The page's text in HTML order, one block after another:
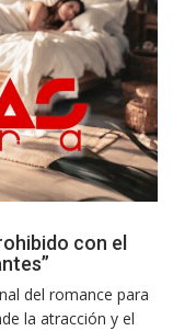
con el
del romance para
la atracción y el